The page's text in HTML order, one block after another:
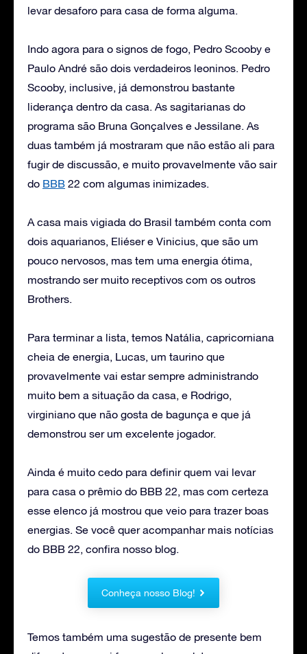
levar desaforo para casa de forma alguma.
Indo agora para o signos de fogo, Pedro Scooby e
Paulo André são dois verdadeiros leoninos. Pedro
Scooby, inclusive, já demonstrou bastante
liderança dentro da casa. As sagitarianas do
programa são Bruna Gonçalves e Jessilane. As
duas também já mostraram que não estão ali para
fugir de discussão, e muito provavelmente vão sair
do BBB 22 com algumas inimizades.
A casa mais vigiada do Brasil também conta com
dois aquarianos, Eliéser e Vinicius, que são um
pouco nervosos, mas tem uma energia ótima,
mostrando ser muito receptivos com os outros
Brothers.
Para terminar a lista, temos Natália, capricorniana
cheia de energia, Lucas, um taurino que
provavelmente vai estar sempre administrando
muito bem a situação da casa, e Rodrigo,
virginiano que não gosta de bagunça e que já
demonstrou ser um excelente jogador.
Ainda é muito cedo para definir quem vai levar
para casa o prêmio do BBB 22, mas com certeza
esse elenco já mostrou que veio para trazer boas
energias. Se você quer acompanhar mais notícias
do BBB 22, confira nosso blog.
Conheça nosso Blog!
Temos também uma sugestão de presente bem